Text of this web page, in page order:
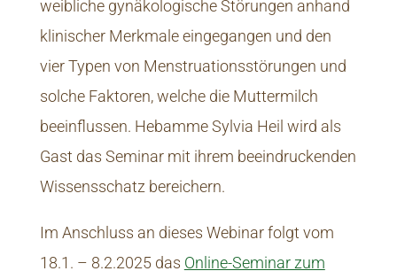
weibliche gynäkologische Störungen anhand
klinischer Merkmale eingegangen und den
vier Typen von Menstruationsstörungen und
solche Faktoren, welche die Muttermilch
beeinflussen. Hebamme Sylvia Heil wird als
Gast das Seminar mit ihrem beeindruckenden
Wissensschatz bereichern.
Im Anschluss an dieses Webinar folgt vom
18.1. – 8.2.2025 das Online-Seminar zum